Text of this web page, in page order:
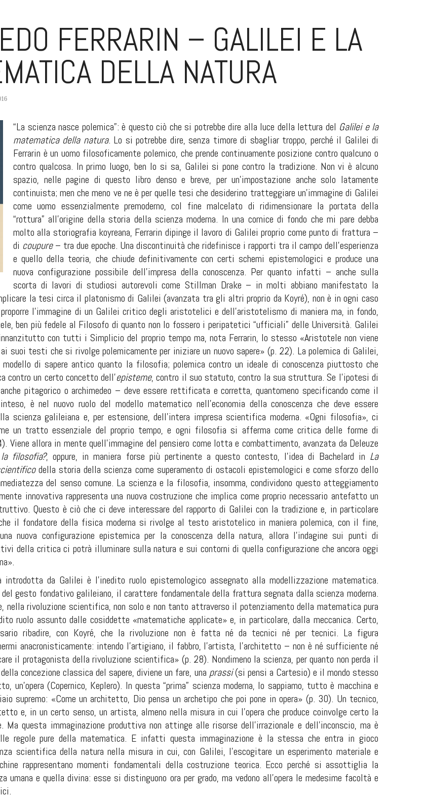
FERRARIN – GALILEI E LA
DELLA NATURA
“La scienza nasce polemica”: è questo ciò che si potrebbe dire alla luce della lettura del Galilei e la
matematica della natura. Lo si potrebbe dire, senza timore di sbagliar troppo, perché il Galilei di
Ferrarin è un uomo filosoficamente polemico, che prende continuamente posizione contro qualcuno o
contro qualcosa. In primo luogo, ben lo si sa, Galilei si pone contro la tradizione. Non vi è alcuno
spazio, nelle pagine di questo libro denso e breve, per un’impostazione anche solo latamente
continuista; men che meno ve ne è per quelle tesi che desiderino tratteggiare un’immagine di Galilei
come uomo essenzialmente premoderno, col fine malcelato di ridimensionare la portata della
“rottura” all’origine della storia della scienza moderna. In una cornice di fondo che mi pare debba
molto alla storiografia koyreana, Ferrarin dipinge il lavoro di Galilei proprio come punto di frattura –
di coupure– tra due epoche. Una discontinuità che ridefinisce i rapporti tra il campo dell’esperienza
e quello della teoria, che chiude definitivamente con certi schemi epistemologici e produce una
nuova configurazione possibile dell’impresa della conoscenza. Per quanto infatti – anche sulla
scorta di lavori di studiosi autorevoli come Stillman Drake – in molti abbiano manifestato la
la tesi circa il platonismo di Galilei (avanzata tra gli altri proprio da Koyré), non è in ogni caso
l’immagine di un Galilei critico degli aristotelici e dell’aristotelismo di maniera ma, in fondo,
ben più fedele al Filosofo di quanto non lo fossero i peripatetici “ufficiali” delle Università. Galilei
con tutti i Simplicio del proprio tempo ma, nota Ferrarin, lo stesso «Aristotele non viene
suoi testi che si rivolge polemicamente per iniziare un nuovo sapere» (p. 22). La polemica di Galilei,
modello di sapere antico quanto la filosofia; polemica contro un ideale di conoscenza piuttosto che
contro un certo concetto dell’episteme, contro il suo statuto, contro la sua struttura. Se l’ipotesi di
pitagorico o archimedeo – deve essere rettificata e corretta, quantomeno specificando come il
è nel nuovo ruolo del modello matematico nell’economia della conoscenza che deve essere
scienza galileiana e, per estensione, dell’intera impresa scientifica moderna. «Ogni filosofia», ci
un tratto essenziale del proprio tempo, e ogni filosofia si afferma come critica delle forme di
Viene allora in mente quell’immagine del pensiero come lotta e combattimento, avanzata da Deleuze
filosofia?, oppure, in maniera forse più pertinente a questo contesto, l’idea di Bachelard in La
della storia della scienza come superamento di ostacoli epistemologici e come sforzo dello
del senso comune. La scienza e la filosofia, insomma, condividono questo atteggiamento
innovativa rappresenta una nuova costruzione che implica come proprio necessario antefatto un
Questo è ciò che ci deve interessare del rapporto di Galilei con la tradizione e, in particolare
il fondatore della fisica moderna si rivolge al testo aristotelico in maniera polemica, con il fine,
nuova configurazione epistemica per la conoscenza della natura, allora l’indagine sui punti di
della critica ci potrà illuminare sulla natura e sui contorni di quella configurazione che ancora oggi
introdotta da Galilei è l’inedito ruolo epistemologico assegnato alla modellizzazione matematica.
gesto fondativo galileiano, il carattere fondamentale della frattura segnata dalla scienza moderna.
nella rivoluzione scientifica, non solo e non tanto attraverso il potenziamento della matematica pura
ruolo assunto dalle cosiddette «matematiche applicate» e, in particolare, dalla meccanica. Certo,
ribadire, con Koyré, che la rivoluzione non è fatta né da tecnici né per tecnici. La figura
anacronisticamente: intendo l’artigiano, il fabbro, l’artista, l’architetto – non è né sufficiente né
il protagonista della rivoluzione scientifica» (p. 28). Nondimeno la scienza, per quanto non perda il
concezione classica del sapere, diviene un fare, una prassi(si pensi a Cartesio) e il mondo stesso
un’opera (Copernico, Keplero). In questa “prima” scienza moderna, lo sappiamo, tutto è macchina e
supremo: «Come un architetto, Dio pensa un archetipo che poi pone in opera» (p. 30). Un tecnico,
e, in un certo senso, un artista, almeno nella misura in cui l’opera che produce coinvolge certo la
Ma questa immaginazione produttiva non attinge alle risorse dell’irrazionale e dell’inconscio, ma è
regole pure della matematica. E infatti questa immaginazione è la stessa che entra in gioco
scientifica della natura nella misura in cui, con Galilei, l’escogitare un esperimento materiale e
rappresentano momenti fondamentali della costruzione teorica. Ecco perché si assottiglia la
umana e quella divina: esse si distinguono ora per grado, ma vedono all’opera le medesime facoltà e